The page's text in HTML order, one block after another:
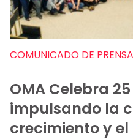
COMUNICADO DE PRENSA
-
OMA Celebra
impulsando la
crecimiento y